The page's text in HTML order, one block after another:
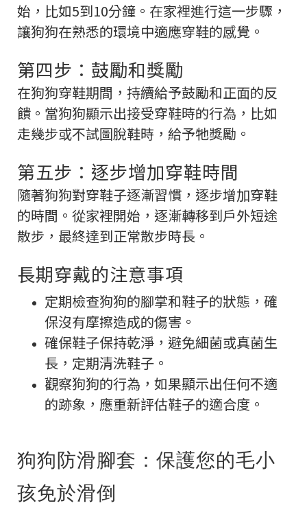
始，比如5到10分鐘。在家裡進行這一步驟，
讓狗狗在熟悉的環境中適應穿鞋的感覺。
第四步：鼓勵和獎勵
在狗狗穿鞋期間，持續給予鼓勵和正面的反
饋。當狗狗顯示出接受穿鞋時的行為，比如
走幾步或不試圖脫鞋時，給予牠獎勵。
第五步：逐步增加穿鞋時間
隨著狗狗對穿鞋子逐漸習慣，逐步增加穿鞋
的時間。從家裡開始，逐漸轉移到戶外短途
散步，最終達到正常散步時長。
長期穿戴的注意事項
定期檢查狗狗的腳掌和鞋子的狀態，確
保沒有摩擦造成的傷害。
確保鞋子保持乾淨，避免細菌或真菌生
長，定期清洗鞋子。
觀察狗狗的行為，如果顯示出任何不適
的跡象，應重新評估鞋子的適合度。
狗狗防滑腳套：保護您的毛小
孩免於滑倒